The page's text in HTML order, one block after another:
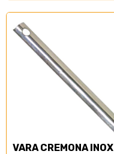
VARA CREMONA INOX